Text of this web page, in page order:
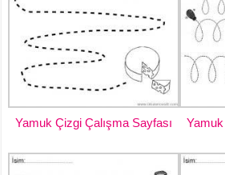
Yamuk Çizgi Çalışma Sayfası Yamuk